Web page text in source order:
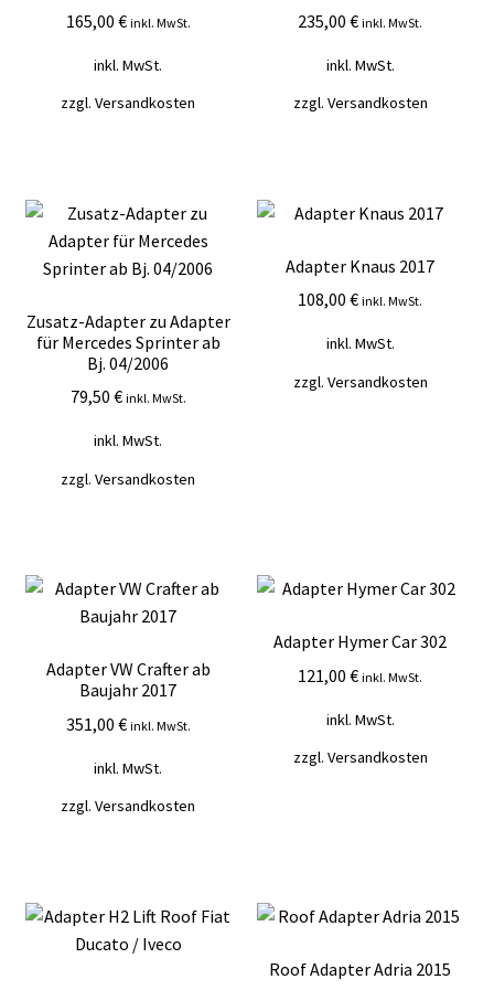
165,00 € inkl. MwSt.
inkl. MwSt.
zzgl.Versandkosten
235,00€ inkl. MwSt.
inkl. MwSt.
zzgl. Versandkosten
Zusatz-Adapter zu Adapter
für Mercedes Sprinter ab
Bj. 04/2006
79,50 € inkl. MwSt.
inkl. MwSt.
zzgl.Versandkosten
Adapter Knaus 2017
108,00€ inkl. MwSt.
inkl. MwSt.
zzgl. Versandkosten
Adapter VW Crafter ab
Baujahr 2017
351,00 € inkl. MwSt.
inkl. MwSt.
zzgl.Versandkosten
Adapter Hymer Car 302
121,00€ inkl. MwSt.
inkl. MwSt.
zzgl. Versandkosten
Roof Adapter Adria 2015